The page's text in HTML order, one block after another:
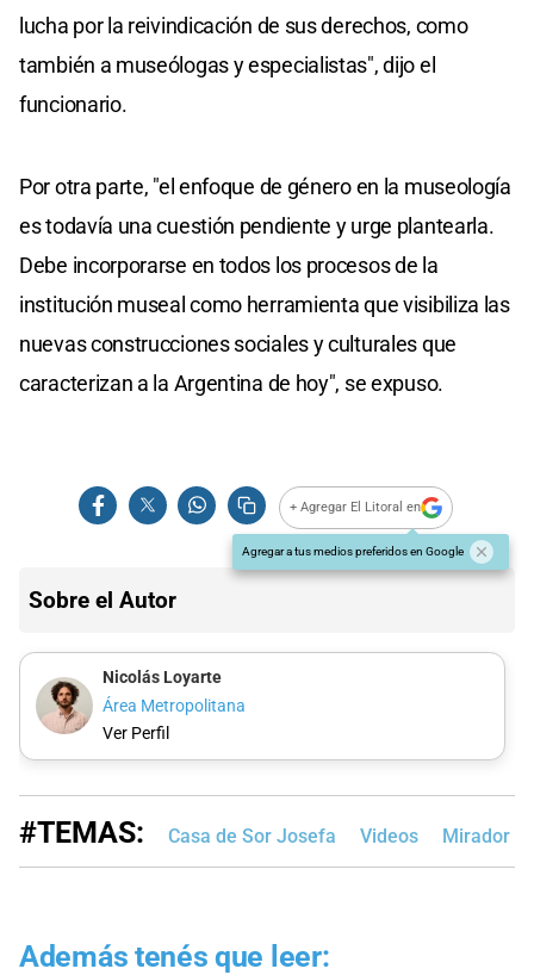
lucha por la reivindicación de sus derechos, como
también a museólogas y especialistas", dijo el
funcionario.
Por otra parte, "el enfoque de género en la museología
es todavía una cuestión pendiente y urge plantearla.
Debe incorporarse en todos los procesos de la
institución museal como herramienta que visibiliza las
nuevas construcciones sociales y culturales que
caracterizan a la Argentina de hoy", se expuso.
+ Agregar El Litoral en
Agregar a tus medios preferidos en Google
Sobre el Autor
Nicolás Loyarte
Área Metropolitana
Ver Perfil
#TEMAS: Casa de Sor Josefa Videos Mirador
Además tenés que leer: